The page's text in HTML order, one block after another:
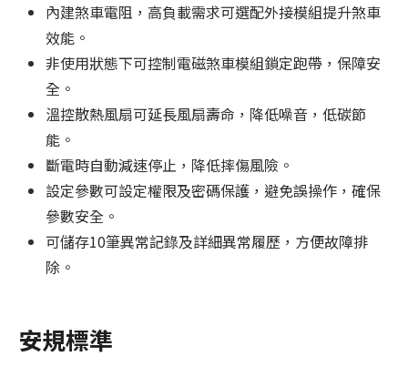
內建煞車電阻，高負載需求可選配外接模組提升煞車
效能。
非使用狀態下可控制電磁煞車模組鎖定跑帶，保障安
全。
溫控散熱風扇可延長風扇壽命，降低噪音，低碳節
能。
斷電時自動減速停止，降低摔傷風險。
設定參數可設定權限及密碼保護，避免誤操作，確保
參數安全。
可儲存10筆異常記錄及詳細異常履歷，方便故障排
除。
安規標準